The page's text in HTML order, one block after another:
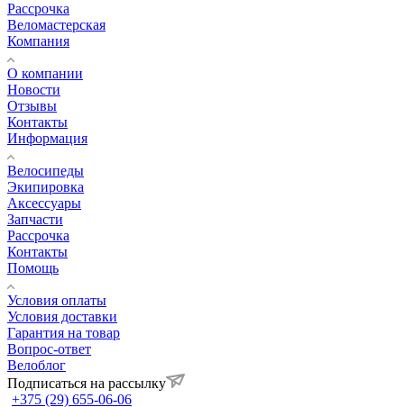
Рассрочка
Веломастерская
Компания
О компании
Новости
Отзывы
Контакты
Информация
Велосипеды
Экипировка
Аксессуары
Запчасти
Рассрочка
Контакты
Помощь
Условия оплаты
Условия доставки
Гарантия на товар
Вопрос-ответ
Велоблог
Подписаться на рассылку
+375 (29) 655-06-06